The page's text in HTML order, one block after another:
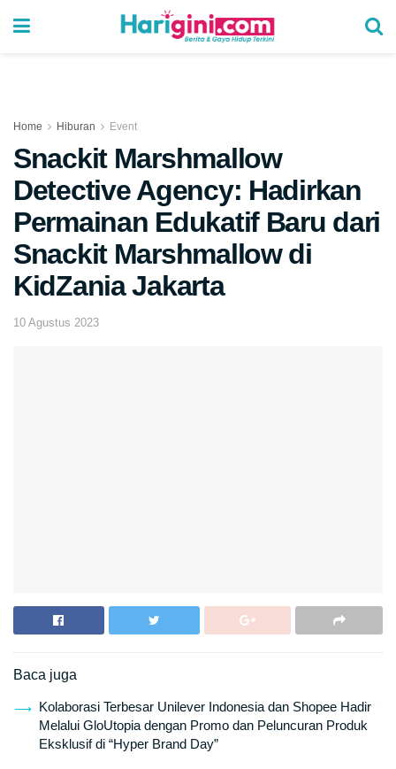
Home Hiburan Event
Snackit Marshmallow
Detective Agency: Hadirkan
Permainan Edukatif Baru dari
Snackit Marshmallow di
KidZania Jakarta
10 Agustus 2023
Baca juga
Kolaborasi Terbesar Unilever Indonesia dan Shopee Hadir
Melalui GloUtopia dengan Promo dan Peluncuran Produk
Eksklusif di “Hyper Brand Day”